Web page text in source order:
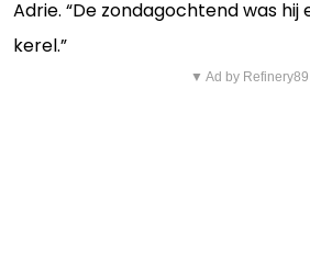
Adrie. “De zondagochtend was hij
kerel.”
▼ Ad by Refinery89